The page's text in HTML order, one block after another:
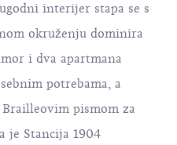
interijer stapa se s
okruženju dominira
i dva apartmana
potrebama, a
pismom za
je Stancija 1904